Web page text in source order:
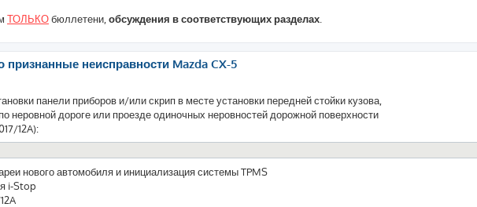
ТОЛЬКОбюллетени, обсуждения в соответствующих разделах
неисправности Mazda CX-5
панели приборов и/или скрип в месте установки передней стойки кузова,
неровной дороге или проезде одиночных неровностей дорожной поверхности
12A):
нового автомобиля и инициализация системы TPMS
i-Stop